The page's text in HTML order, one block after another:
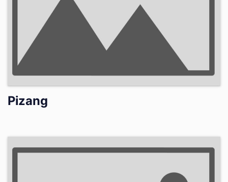
Pizang